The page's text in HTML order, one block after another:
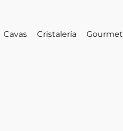
Cavas Cristalería Gourmet